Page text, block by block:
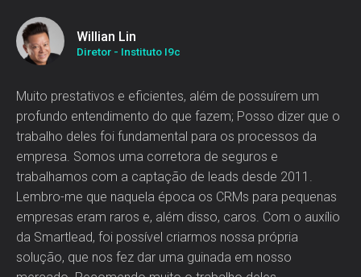
Willian Lin
Diretor - Instituto I9c
Muito prestativos e eficientes, além de possuírem um
profundo entendimento do que fazem; Posso dizer que o
trabalho deles foi fundamental para os processos da
empresa. Somos uma corretora de seguros e
trabalhamos com a captação de leads desde 2011.
Lembro-me que naquela época os CRMs para pequenas
empresas eram raros e, além disso, caros. Com o auxílio
da Smartlead, foi possível criarmos nossa própria
solução, que nos fez dar uma guinada em nosso